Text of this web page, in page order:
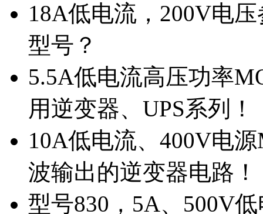
18A低电流，200V电
型号？
5.5A低电流高压功率
用逆变器、UPS系列！
10A低电流、400V电
波输出的逆变器电路！
型号830，5A、500V